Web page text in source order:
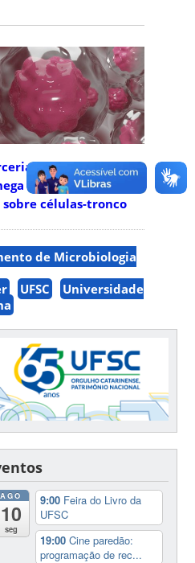
com Harvard,
a resultados
células-tronco
de Microbiologia
UFSC
Universidade
AGO
10
seg
9:00 Feira do Livro da
UFSC
19:00Cine paredão:
programação de rec...